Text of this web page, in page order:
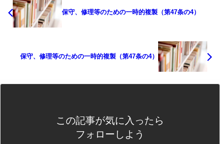
保守、修理等のための一時的複製（第47条の4）
保守、修理等のための一時的複製（第47条の4）
この記事が気に入ったら
フォローしよう